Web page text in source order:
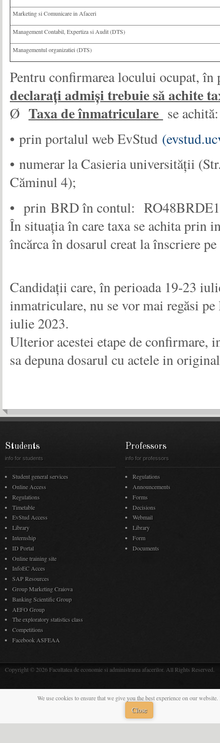
Marketing si Comunicare in Afaceri
Management Contabil, Expertiza si Audit (DTS)
Managementul organizatiei (DTS)
Pentru confirmarea locului ocupat,
declarați admiși trebuie să achite
Ø Taxa de înmatriculare se achită:
• prin portalul web EvStud (
• numerar la Casieria universității
Căminul 4);
• prin BRD în contul:
În situația în care taxa se achita prin
încărca în dosarul creat la înscriere
Candidații care, în perioada 19-23
inmatriculare, nu se vor mai regăsi
iulie 2023.
Ulterior acestei etape de confirmare,
sa depuna dosarul cu actele in
Students
info for students
Student general services
Online Access
Regulations
Timetable
EvStud Access
Library
Internship
ID Portal
Online training site
InfoEC Acces
SAP Resources
Group Marketing Craiova
Banking Scientific Group
AEFO Group
The exploratory statistics class
Competitions
Facebook ASFEAA
Professors
info for professors
Regulations
Announcements
Forms
Decisions
Webmail
Library
Form
Documents
Copyright © 2026 Facultatea de economie si administrarea afacerilor. All Rights Reserved.
We use cookies to ensure that we give you the best experience on our
Close